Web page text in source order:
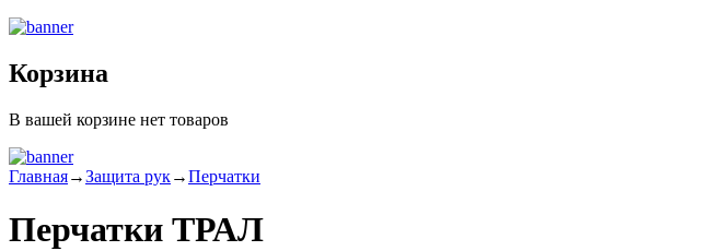
Корзина
В вашей корзине нет товаров
Главная→Защита рук→Перчатки
Перчатки ТРАЛ